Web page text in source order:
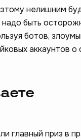
нелишним
быть
ботов,
аккаунтов о
главный приз в